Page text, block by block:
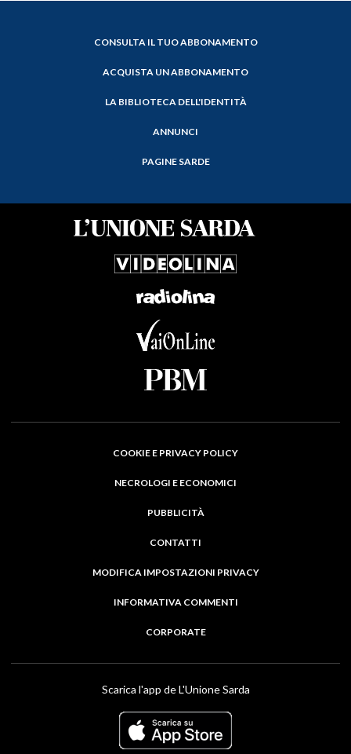
CONSULTA IL TUO ABBONAMENTO
ACQUISTA UN ABBONAMENTO
LA BIBLIOTECA DELL'IDENTITÀ
ANNUNCI
PAGINE SARDE
COOKIE E PRIVACY POLICY
NECROLOGI E ECONOMICI
PUBBLICITÀ
CONTATTI
MODIFICA IMPOSTAZIONI PRIVACY
INFORMATIVA COMMENTI
CORPORATE
Scarica l'app de L'Unione Sarda